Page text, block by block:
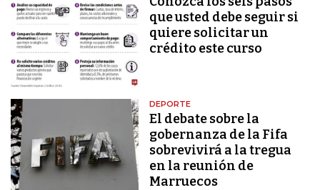
que usted debe seguir si
quiere solicitar un
crédito este curso
DEPORTE
El debate sobre la
gobernanza de la Fifa
sobrevivirá a la tregua
en la reunión de
Marruecos